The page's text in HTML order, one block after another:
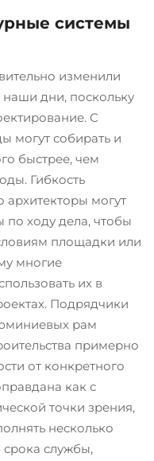
системы
изменили
дни, поскольку
С
могут собирать и
быстрее, чем
Гибкость
архитекторы могут
по ходу дела, чтобы
площадки или
многие
их в
Подрядчики
рам
примерно
от конкретного
как с
точки зрения,
несколько
службы,